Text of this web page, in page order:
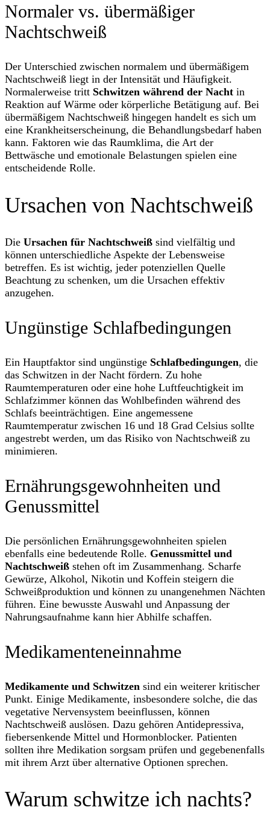
Normaler vs. übermäßiger
Nachtschweiß
Der Unterschied zwischen normalem und übermäßigem
Nachtschweiß liegt in der Intensität und Häufigkeit.
Normalerweise tritt Schwitzen während der Nacht in
Reaktion auf Wärme oder körperliche Betätigung auf. Bei
übermäßigem Nachtschweiß hingegen handelt es sich um
eine Krankheitserscheinung, die Behandlungsbedarf haben
kann. Faktoren wie das Raumklima, die Art der
Bettwäsche und emotionale Belastungen spielen eine
entscheidende Rolle.
Ursachen von Nachtschweiß
Die Ursachen für Nachtschweiß sind vielfältig und
können unterschiedliche Aspekte der Lebensweise
betreffen. Es ist wichtig, jeder potenziellen Quelle
Beachtung zu schenken, um die Ursachen effektiv
anzugehen.
Ungünstige Schlafbedingungen
Ein Hauptfaktor sind ungünstige Schlafbedingungen, die
das Schwitzen in der Nacht fördern. Zu hohe
Raumtemperaturen oder eine hohe Luftfeuchtigkeit im
Schlafzimmer können das Wohlbefinden während des
Schlafs beeinträchtigen. Eine angemessene
Raumtemperatur zwischen 16 und 18 Grad Celsius sollte
angestrebt werden, um das Risiko von Nachtschweiß zu
minimieren.
Ernährungsgewohnheiten und
Genussmittel
Die persönlichen Ernährungsgewohnheiten spielen
ebenfalls eine bedeutende Rolle. Genussmittel und
Nachtschweiß stehen oft im Zusammenhang. Scharfe
Gewürze, Alkohol, Nikotin und Koffein steigern die
Schweißproduktion und können zu unangenehmen Nächten
führen. Eine bewusste Auswahl und Anpassung der
Nahrungsaufnahme kann hier Abhilfe schaffen.
Medikamenteneinnahme
Medikamente und Schwitzen sind ein weiterer kritischer
Punkt. Einige Medikamente, insbesondere solche, die das
vegetative Nervensystem beeinflussen, können
Nachtschweiß auslösen. Dazu gehören Antidepressiva,
fiebersenkende Mittel und Hormonblocker. Patienten
sollten ihre Medikation sorgsam prüfen und gegebenenfalls
mit ihrem Arzt über alternative Optionen sprechen.
Warum schwitze ich nachts?